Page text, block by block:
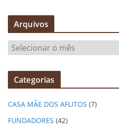
Arquivos
q
v
o
Categorias
CASA MÃE DOS AFLITOS (7)
FUNDADORES (42)